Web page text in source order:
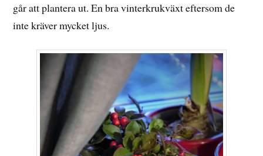
går att plantera ut. En bra vinterkrukväxt eftersom de
inte kräver mycket ljus.